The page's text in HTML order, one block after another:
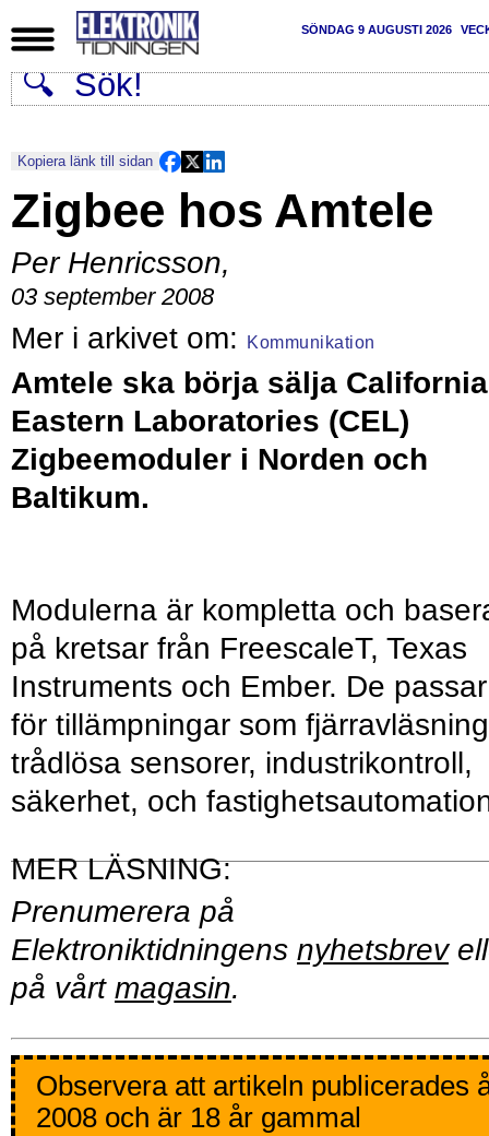
SÖNDAG 9 AUGUSTI 2026
Kopiera länk till sidan
Zigbee hos Amtele
Per Henricsson,
03 september 2008
Kommunikation
Amtele ska börja sälja California
Eastern Laboratories (CEL)
Zigbeemoduler i Norden och
Baltikum.
Modulerna är kompletta och
på kretsar från FreescaleT, Texas
Instruments och Ember. De passar
för tillämpningar som
trådlösa sensorer, industrikontroll,
säkerhet, och
Prenumerera på
Elektroniktidningens nyhetsbrev
på vårt magasin.
Observera att artikeln publicerades
2008 och är 18 år gammal